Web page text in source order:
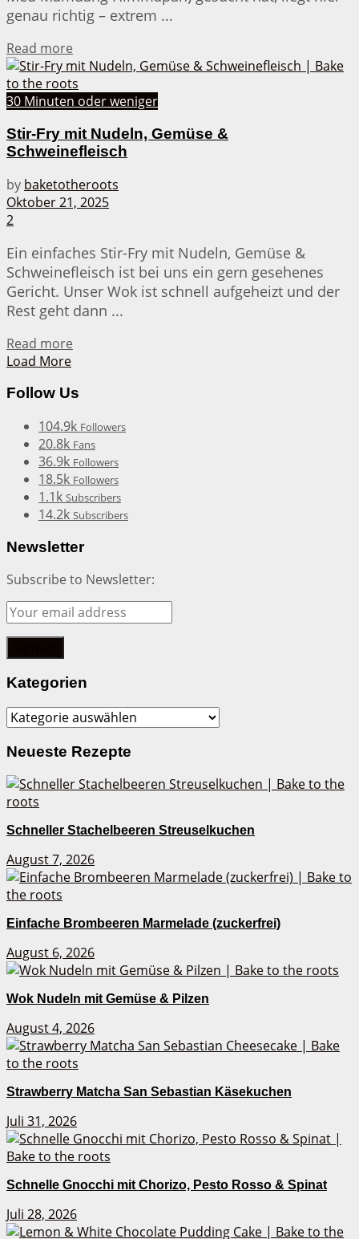
genau richtig – extrem ...
Read more
30 Minuten oder weniger
Stir-Fry mit Nudeln, Gemüse &
Schweinefleisch
by baketotheroots
Oktober 21, 2025
2
Ein einfaches Stir-Fry mit Nudeln, Gemüse &
Schweinefleisch ist bei uns ein gern gesehenes
Gericht. Unser Wok ist schnell aufgeheizt und der
Rest geht dann ...
Read more
Load More
Follow Us
104.9k Followers
20.8k Fans
36.9k Followers
18.5k Followers
1.1k Subscribers
14.2k Subscribers
Newsletter
Subscribe to Newsletter:
Kategorien
Kategorien
Neueste Rezepte
Schneller Stachelbeeren Streuselkuchen
August 7, 2026
Einfache Brombeeren Marmelade (zuckerfrei)
August 6, 2026
Wok Nudeln mit Gemüse & Pilzen
August 4, 2026
Strawberry Matcha San Sebastian Käsekuchen
Juli 31, 2026
Schnelle Gnocchi mit Chorizo, Pesto Rosso & Spinat
Juli 28, 2026